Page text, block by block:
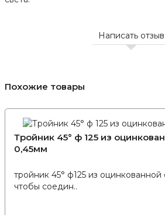
Написать отзыв
Похожие товары
Тройник 45° ф 125 из
0,45мм
тройник 45° ф125 из оцинкованной
чтобы соедин..